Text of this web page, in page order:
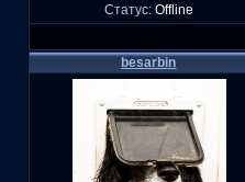
Статус: Offline
besarbin